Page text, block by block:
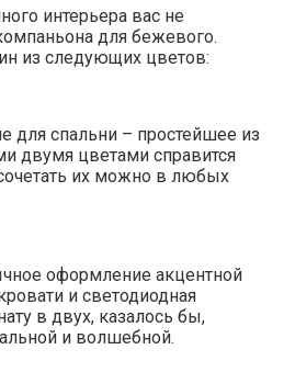
интерьера вас не
для бежевого.
из следующих цветов:
для спальни – простейшее из
двумя цветами справится
их можно в любых
оформление акцентной
и светодиодная
в двух, казалось бы,
и волшебной.